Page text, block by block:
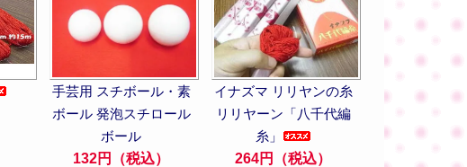
手芸用 スチボール・素
ボール 発泡スチロール
ボール
132円（税込）
イナズマ リリヤンの糸
リリヤーン「八千代編
糸」
264円（税込）